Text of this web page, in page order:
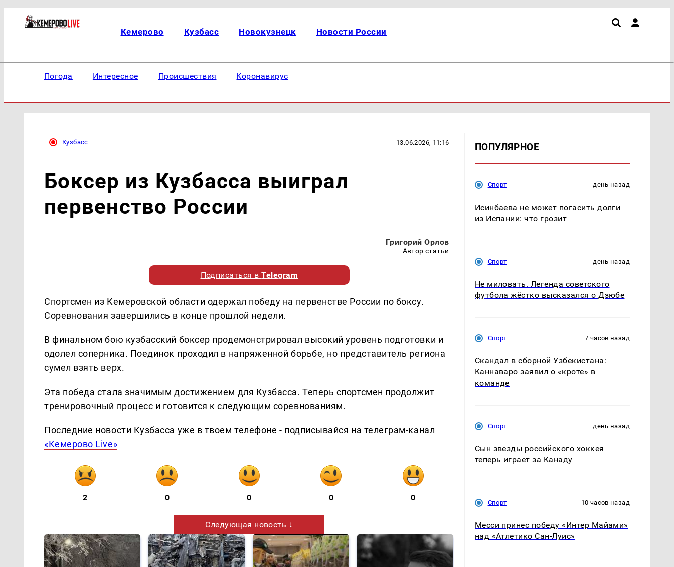
Кемерово Кузбасс Новокузнецк Новости России
Погода Интересное Происшествия Коронавирус
Кузбасс 13.06.2026, 11:16
Боксер из Кузбасса выиграл
первенство России
Григорий Орлов
Автор статьи
Подписаться вTelegram
Спортсмен из Кемеровской области одержал победу на первенстве России по боксу.
Соревнования завершились в конце прошлой недели.
В финальном бою кузбасский боксер продемонстрировал высокий уровень подготовки и
одолел соперника. Поединок проходил в напряженной борьбе, но представитель региона
сумел взять верх.
Эта победа стала значимым достижением для Кузбасса. Теперь спортсмен продолжит
тренировочный процесс и готовится к следующим соревнованиям.
Последние новости Кузбасса уже в твоем телефоне - подписывайся на телеграм-канал
«Кемерово Live»
2 0 0 0 0
Следующая новость ↓
ПОПУЛЯРНОЕ
Спорт день назад
Исинбаева не может погасить долги
из Испании: что грозит
Спорт день назад
Не миловать. Легенда советского
футбола жёстко высказался о Дзюбе
Спорт 7 часов назад
Скандал в сборной Узбекистана:
Каннаваро заявил о «кроте» в
команде
Спорт день назад
Сын звезды российского хоккея
теперь играет за Канаду
Спорт 10 часов назад
Месси принес победу «Интер Майами»
над «Атлетико Сан-Луис»